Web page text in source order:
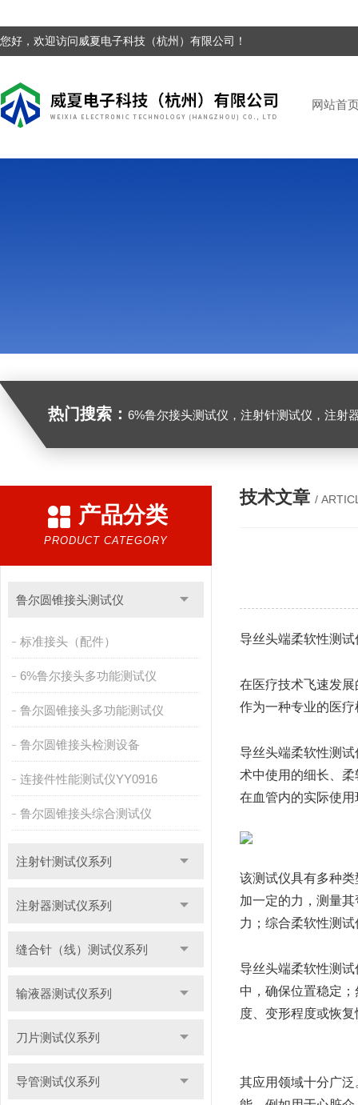
您好，欢迎访问威夏电子科技（杭州）有限公司！
网站首
热门搜索： 6%鲁尔接头测试仪，注射针测试仪，注射器测试仪，缝合针测试仪，缝合线测试仪，导管测
产品分类
PRODUCT CATEGORY
鲁尔圆锥接头测试仪
标准接头（配件）
6%鲁尔接头多功能测试仪
鲁尔圆锥接头多功能测试仪
鲁尔圆锥接头检测设备
连接件性能测试仪YY0916
鲁尔圆锥接头综合测试仪
注射针测试仪系列
注射器测试仪系列
缝合针（线）测试仪系列
输液器测试仪系列
刀片测试仪系列
导管测试仪系列
技术文章 /
导丝头端柔软性测
在医疗技术飞速发
作为一种专业的医
导丝头端柔软性测
术中使用的细长、
在血管内的实际使
该测试仪具有多种
加一定的力，测量
力；综合柔软性测
导丝头端柔软性测
中，确保位置稳定
度、变形程度或恢
其应用领域十分广